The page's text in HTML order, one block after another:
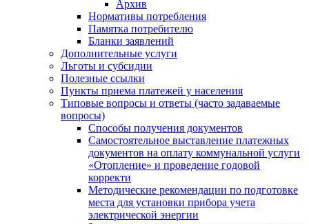
Архив
Нормативы потребления
Памятка потребителю
Бланки заявлений
Дополнительные услуги
Льготы и субсидии
Полезные ссылки
Пункты приема платежей у населения
Типовые вопросы и ответы (часто задаваемые
вопросы)
Способы получения документов
Самостоятельное выставление платежных
документов на оплату коммунальной услуги
«Отопление» и проведение годовой
корректи
Методические рекомендации по подготовке
места для установки прибора учета
электрической энергии